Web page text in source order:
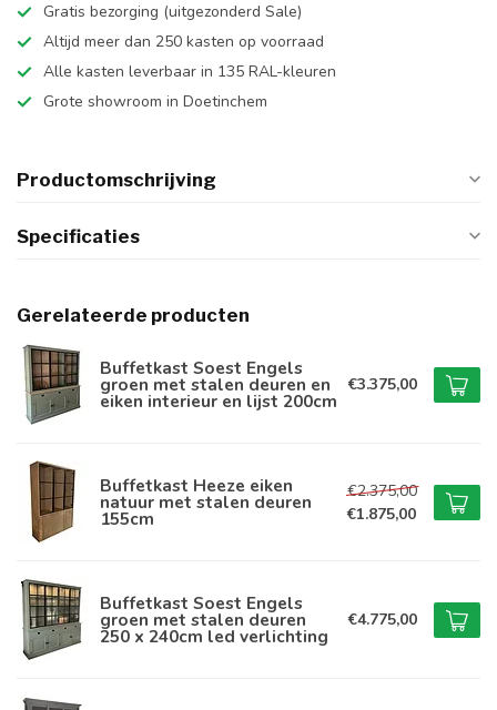
Gratis bezorging (uitgezonderd Sale)
Altijd meer dan 250 kasten op voorraad
Alle kasten leverbaar in 135 RAL-kleuren
Grote showroom in Doetinchem
Productomschrijving
Specificaties
Gerelateerde producten
Buffetkast Soest Engels
groen met stalen deuren en
eiken interieur en lijst 200cm
€3.375,00
Buffetkast Heeze eiken
natuur met stalen deuren
155cm
€2.375,00
€1.875,00
Buffetkast Soest Engels
groen met stalen deuren
250 x 240cm led verlichting
€4.775,00